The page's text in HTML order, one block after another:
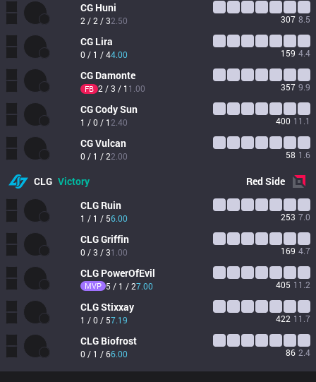
CG Huni
2 / 2 / 32.50 307 8.5
CG Lira
0 / 1 / 44.00 159 4.4
CG Damonte
FB 2 / 3 / 1 1.00 357 9.9
CGCody Sun
1 / 0 / 1 2.40 400 11.1
CGVulcan
0 / 1 / 22.00 58 1.6
CLG Victory RedSide
CLG Ruin
1 / 1 / 56.00 253 7.0
CLGGriffin
0 / 3 / 31.00 169 4.7
CLG PowerOfEvil
MVP 5 / 1 / 27.00 405 11.2
CLGStixxay
1 / 0 / 57.19 422 11.7
CLG Biofrost
0 / 1 / 66.00 86 2.4